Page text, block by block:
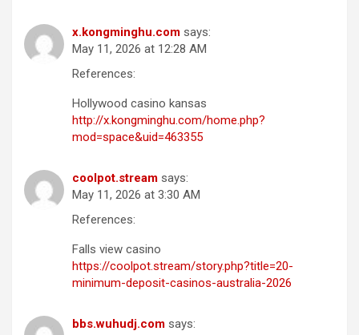
x.kongminghu.com says:
May 11, 2026 at 12:28 AM
References:
Hollywood casino kansas
http://x.kongminghu.com/home.php?
mod=space&uid=463355
coolpot.stream says:
May 11, 2026 at 3:30 AM
References:
Falls view casino
https://coolpot.stream/story.php?title=20-
minimum-deposit-casinos-australia-2026
bbs.wuhudj.com says: